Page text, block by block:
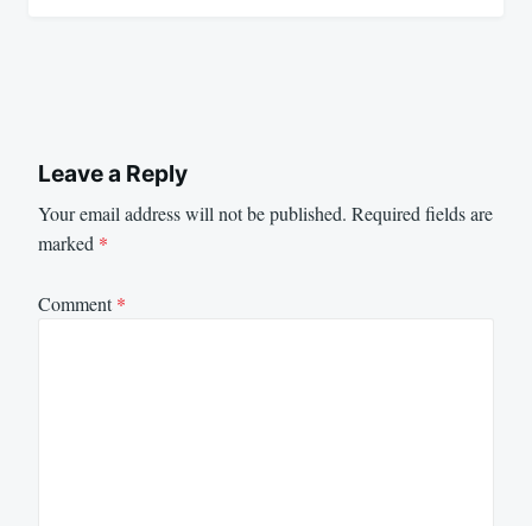
Leave a Reply
Your email address will not be published. Required fields are
marked *
Comment*